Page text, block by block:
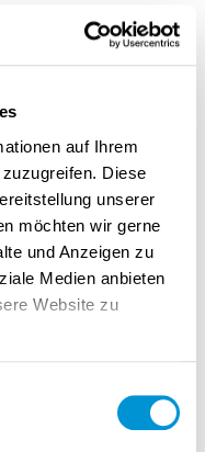
auf Ihrem
Diese
unserer
möchten wir gerne
und Anzeigen zu
Medien anbieten
Website zu
auf der
Feedback
Rahmen eines Pitch-
dass eine
für die
unseres
sei und sie nur
zieht.
unserer